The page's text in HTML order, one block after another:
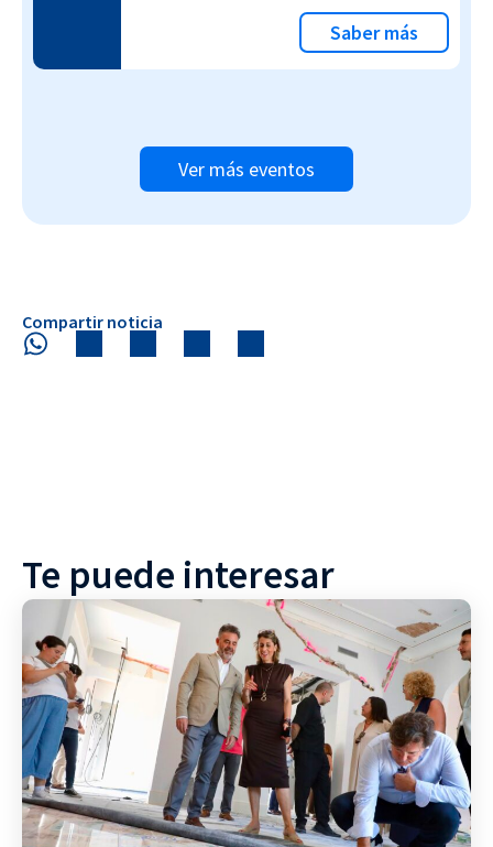
Saber más
Ver más eventos
Compartir noticia
Te puede interesar